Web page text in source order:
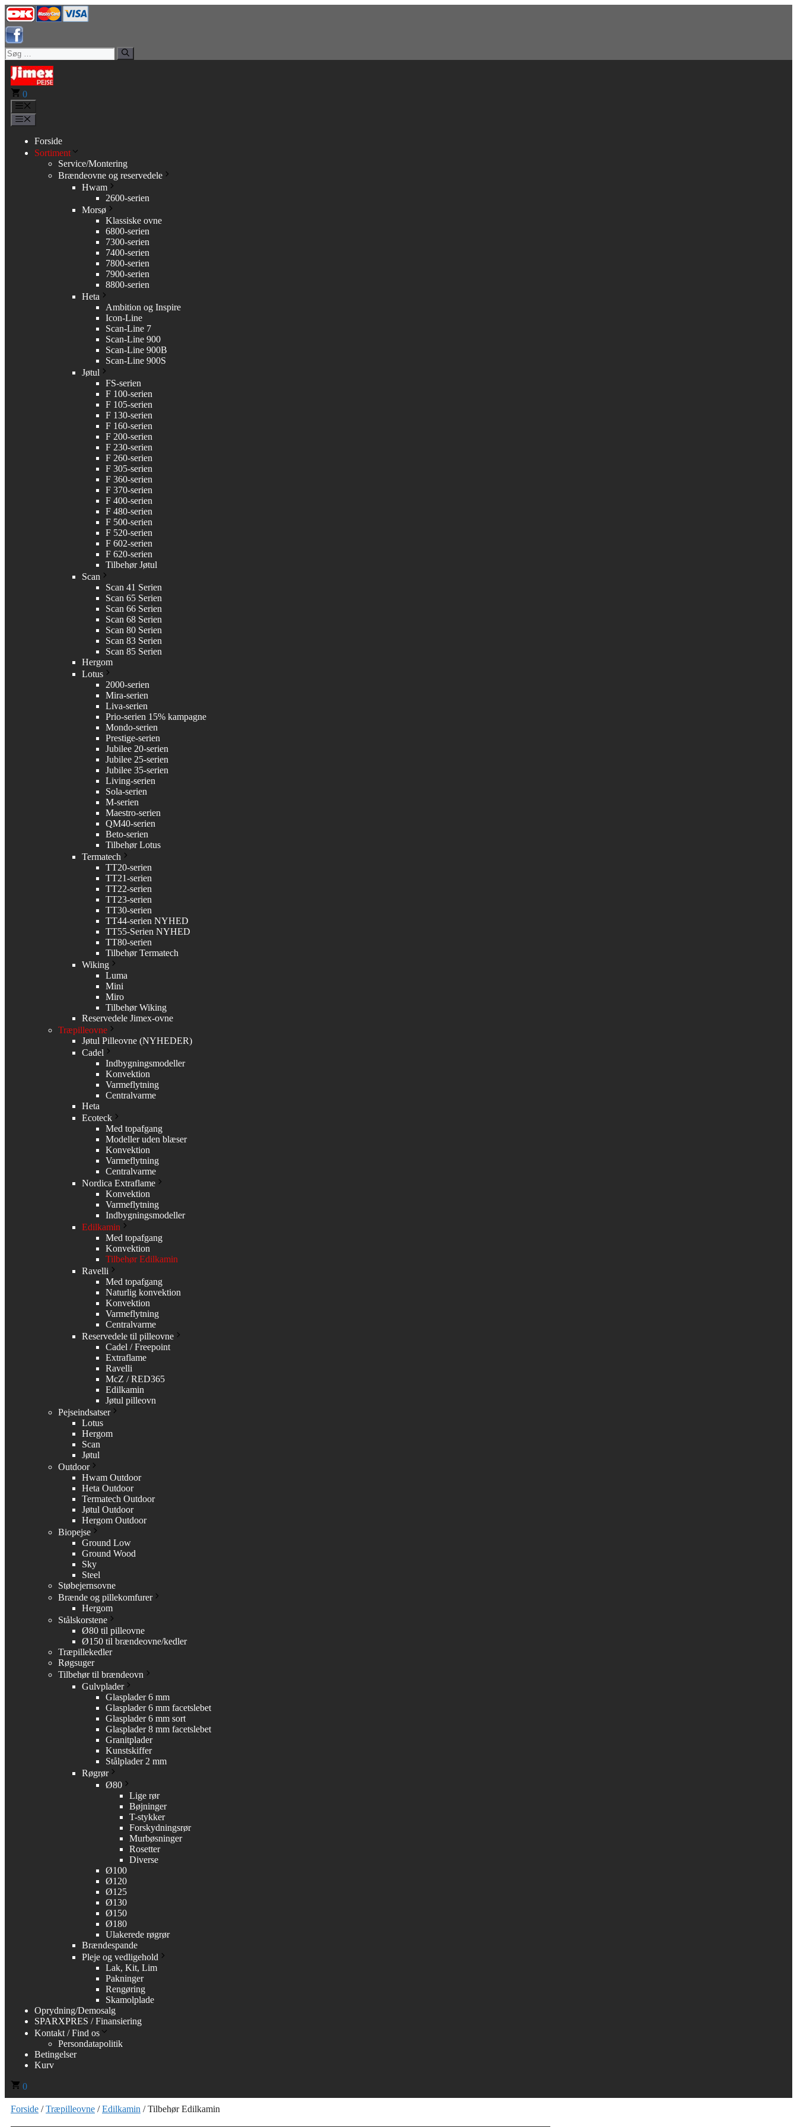
Hop
til
indhold
Søg
efter:
0
Forside
Sortiment
Service/Montering
Brændeovne og reservedele
Hwam
2600-serien
Morsø
Klassiske ovne
6800-serien
7300-serien
7400-serien
7800-serien
7900-serien
8800-serien
Heta
Ambition og Inspire
Icon-Line
Scan-Line 7
Scan-Line 900
Scan-Line 900B
Scan-Line 900S
Jøtul
FS-serien
F 100-serien
F 105-serien
F 130-serien
F 160-serien
F 200-serien
F 230-serien
F 260-serien
F 305-serien
F 360-serien
F 370-serien
F 400-serien
F 480-serien
F 500-serien
F 520-serien
F 602-serien
F 620-serien
Tilbehør Jøtul
Scan
Scan 41 Serien
Scan 65 Serien
Scan 66 Serien
Scan 68 Serien
Scan 80 Serien
Scan 83 Serien
Scan 85 Serien
Hergom
Lotus
2000-serien
Mira-serien
Liva-serien
Prio-serien 15% kampagne
Mondo-serien
Prestige-serien
Jubilee 20-serien
Jubilee 25-serien
Jubilee 35-serien
Living-serien
Sola-serien
M-serien
Maestro-serien
QM40-serien
Beto-serien
Tilbehør Lotus
Termatech
TT20-serien
TT21-serien
TT22-serien
TT23-serien
TT30-serien
TT44-serien NYHED
TT55-Serien NYHED
TT80-serien
Tilbehør Termatech
Wiking
Luma
Mini
Miro
Tilbehør Wiking
Reservedele Jimex-ovne
Træpilleovne
Jøtul Pilleovne (NYHEDER)
Cadel
Indbygningsmodeller
Konvektion
Varmeflytning
Centralvarme
Heta
Ecoteck
Med topafgang
Modeller uden blæser
Konvektion
Varmeflytning
Centralvarme
Nordica Extraflame
Konvektion
Varmeflytning
Indbygningsmodeller
Edilkamin
Med topafgang
Konvektion
Tilbehør Edilkamin
Ravelli
Med topafgang
Naturlig konvektion
Konvektion
Varmeflytning
Centralvarme
Reservedele til pilleovne
Cadel / Freepoint
Extraflame
Ravelli
McZ / RED365
Edilkamin
Jøtul pilleovn
Pejseindsatser
Lotus
Hergom
Scan
Jøtul
Outdoor
Hwam Outdoor
Heta Outdoor
Termatech Outdoor
Jøtul Outdoor
Hergom Outdoor
Biopejse
Ground Low
Ground Wood
Sky
Steel
Støbejernsovne
Brænde og pillekomfurer
Hergom
Stålskorstene
Ø80 til pilleovne
Ø150 til brændeovne/kedler
Træpillekedler
Røgsuger
Tilbehør til brændeovn
Gulvplader
Glasplader 6 mm
Glasplader 6 mm facetslebet
Glasplader 6 mm sort
Glasplader 8 mm facetslebet
Granitplader
Kunstskiffer
Stålplader 2 mm
Røgrør
Ø80
Lige rør
Bøjninger
T-stykker
Forskydningsrør
Murbøsninger
Rosetter
Diverse
Ø100
Ø120
Ø125
Ø130
Ø150
Ø180
Ulakerede røgrør
Brændespande
Pleje og vedligehold
Lak, Kit, Lim
Pakninger
Rengøring
Skamolplade
Oprydning/Demosalg
SPARXPRES / Finansiering
Kontakt / Find os
Persondatapolitik
Betingelser
Kurv
0
Forside /Træpilleovne /Edilkamin / Tilbehør Edilkamin